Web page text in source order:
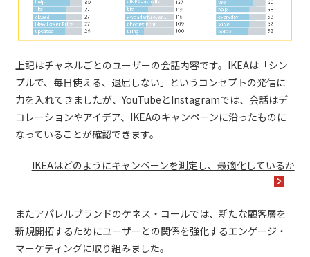
上記はチャネルごとのユーザーの会話内容です。IKEAは「シン
プルで、毎日使える、退屈しない」というコンセプトの発信に
力を入れてきましたが、YouTubeとInstagramでは、会話はデ
コレーションやアイデア、IKEAのキャンペーンに沿ったものに
なっていることが確認できます。
IKEAはどのようにキャンペーンを測定し、最適化しているか
またアパレルブランドのケネス・コールでは、新たな顧客層を
新規開拓するためにユーザーとの関係を強化するエンゲージ・
マーケティングに取り組みました。